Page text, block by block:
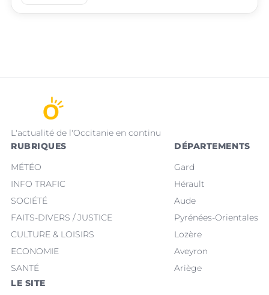
L'actualité de l'Occitanie en continu
RUBRIQUES
MÉTÉO
INFO TRAFIC
SOCIÉTÉ
FAITS-DIVERS / JUSTICE
CULTURE & LOISIRS
ECONOMIE
SANTÉ
DÉPARTEMENTS
Gard
Hérault
Aude
Pyrénées-Orientales
Lozère
Aveyron
Ariège
LE SITE